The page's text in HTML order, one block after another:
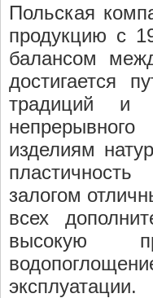
Польская
продукцию с
балансом
достигается
традиций и
изделиям
залогом
всех
высокую
эксплуатации.